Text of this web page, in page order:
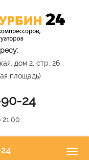
дом 2, стр. 26
площадь)
90-24